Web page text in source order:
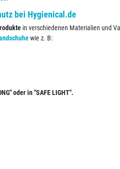
bei Hygienical.de
in verschiedenen Materialien und
wie z. B:
oder in "SAFE LIGHT".